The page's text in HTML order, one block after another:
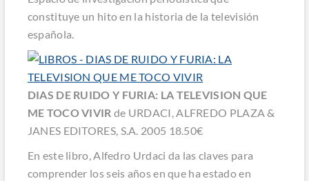
constituye un hito en la historia de la televisión
española.
DIAS DE RUIDO Y FURIA: LA TELEVISION QUE
ME TOCO VIVIR de URDACI, ALFREDO PLAZA &
JANES EDITORES, S.A. 2005 18.50€
En este libro, Alfedro Urdaci da las claves para
comprender los seis años en que ha estado en